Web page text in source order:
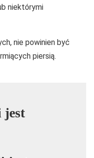
niektórymi
nie powinien być
piersią.
jest